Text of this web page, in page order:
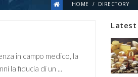
HOME DIRECTORY
in campo medico, la
la fiducia di un ...
Latest